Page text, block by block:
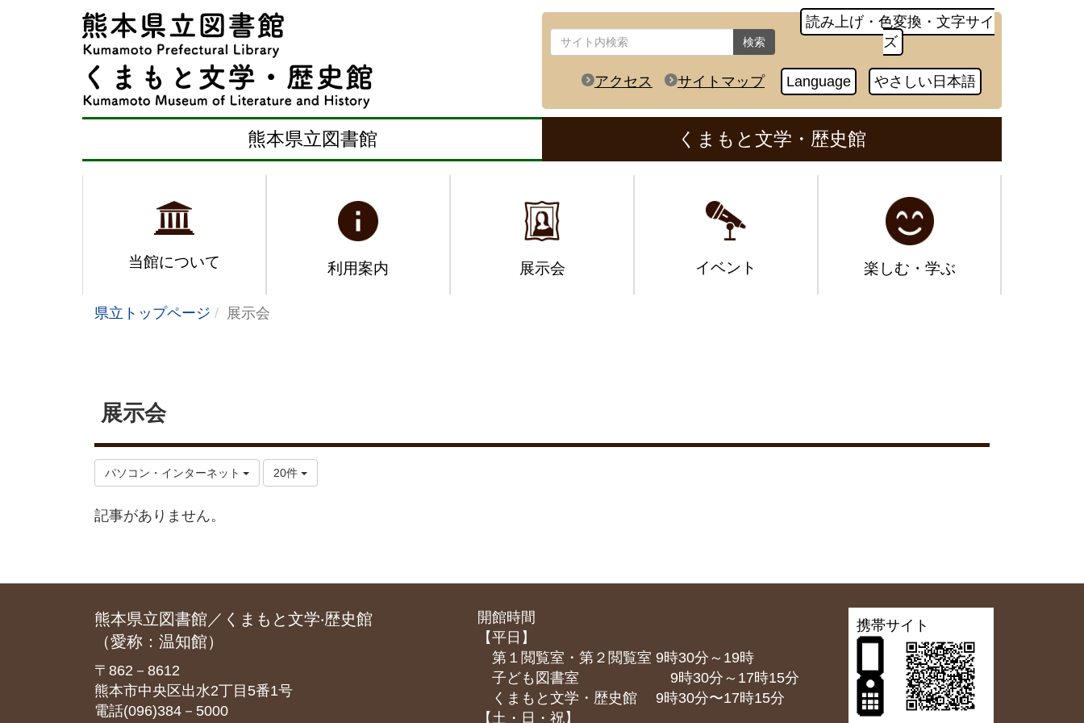
検索
読み上げ・色変換・文字サイ
ズ
アクセス サイトマップ Language やさしい日本語
熊本県立図書館 くまもと文学・歴史館
当館について 利用案内 展示会 イベント 楽しむ・学ぶ
県立トップページ 展示会
展示会
パソコン・インターネット 20件
記事がありません。
熊本県立図書館／くまもと文学‧歴史館
（愛称：温知館）
〒862－8612
熊本市中央区出水2丁目5番1号
電話(096)384－5000
開館時間
【平日】
第１閲覧室・第２閲覧室 9時30分～19時
子ども図書室 9時30分～17時15分
くまもと⽂学・歴史館 9時30分〜17時15分
【土・日・祝】
携帯サイト